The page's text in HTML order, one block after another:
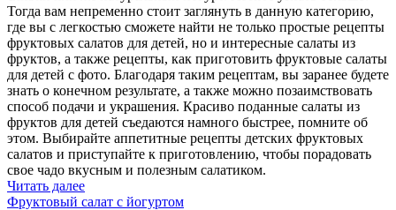
Тогда вам непременно стоит заглянуть в данную категорию,
где вы с легкостью сможете найти не только простые рецепты
фруктовых салатов для детей, но и интересные салаты из
фруктов, а также рецепты, как приготовить фруктовые салаты
для детей с фото. Благодаря таким рецептам, вы заранее будете
знать о конечном результате, а также можно позаимствовать
способ подачи и украшения. Красиво поданные салаты из
фруктов для детей съедаются намного быстрее, помните об
этом. Выбирайте аппетитные рецепты детских фруктовых
салатов и приступайте к приготовлению, чтобы порадовать
свое чадо вкусным и полезным салатиком.
Читать далее
Фруктовый салат с йогуртом